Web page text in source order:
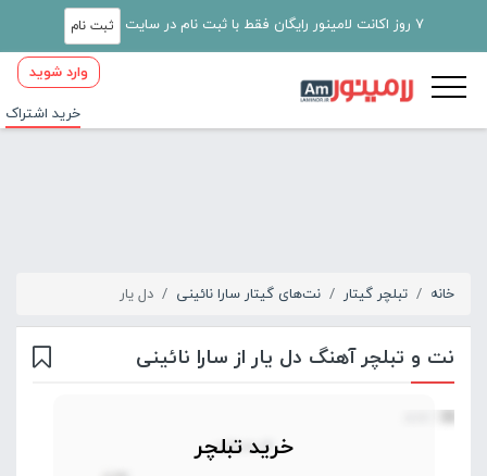
7 روز اکانت لامینور رایگان فقط با ثبت نام در سایت ثبت نام
وارد شوید
خرید اشتراک
خانه تبلچر گیتار نت‌های گیتار سارا نائینی دل یار
نت و تبلچر آهنگ دل یار از سارا نائینی
خرید تبلچر